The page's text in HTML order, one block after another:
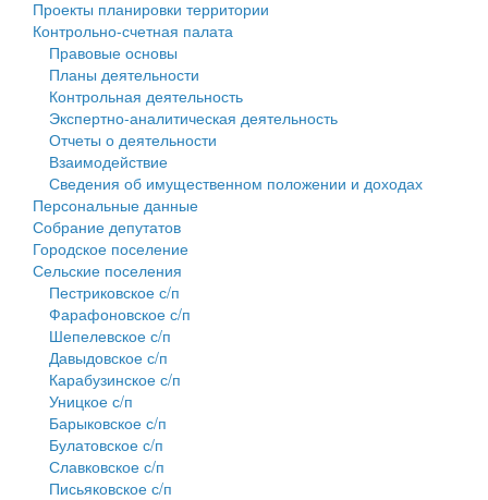
Собрание депутатов
Городское поселение
Сельские поселения
Проекты планировки территории
Контрольно-счетная палата
Правовые основы
Планы деятельности
Контрольная деятельность
Экспертно-аналитическая деятельность
Отчеты о деятельности
Взаимодействие
Сведения об имущественном положении и доходах
Персональные данные
Собрание депутатов
Городское поселение
Сельские поселения
Пестриковское с/п
Фарафоновское с/п
Шепелевское с/п
Давыдовское с/п
Карабузинское с/п
Уницкое с/п
Барыковское с/п
Булатовское с/п
Славковское с/п
Письяковское с/п